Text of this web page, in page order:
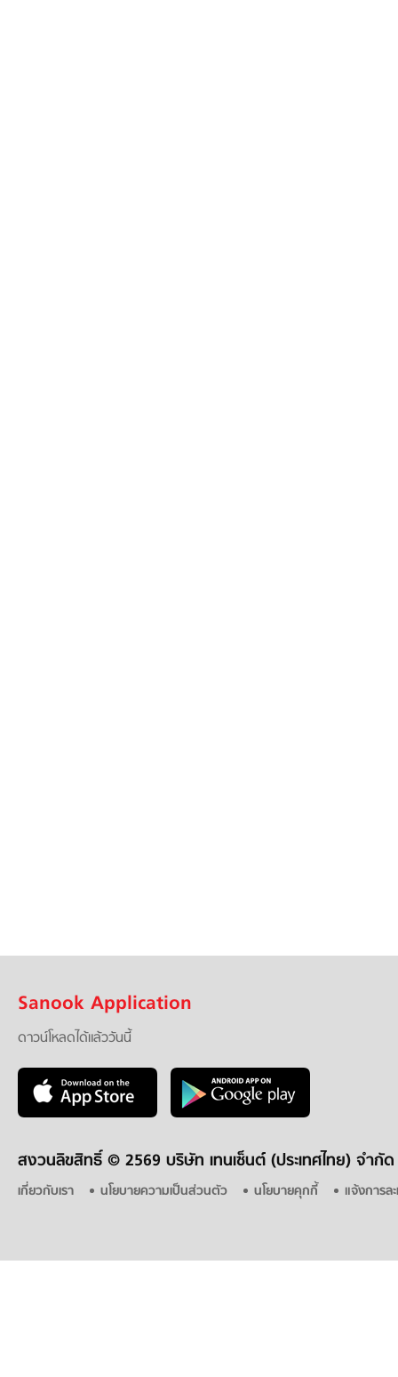
Sanook Application
ดาวน์โหลดได้แล้ววันนี้
สงวนลิขสิทธิ์ © 2569 บริษัท เทนเซ็นต์ (ประเทศไทย) จำกัด
เกี่ยวกับเรา นโยบายความเป็นส่วนตัว นโยบายคุกกี้ แจ้งการล